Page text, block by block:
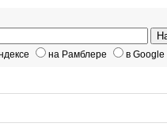
на Рамблере в Google